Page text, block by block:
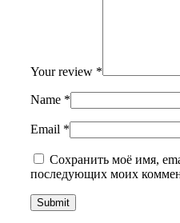
Your review *
Name *
Email *
Сохранить моё имя,
последующих моих